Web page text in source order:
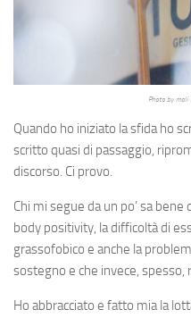
Photo by mali
Quando ho iniziato la sfida ho
scritto quasi di passaggio,
discorso. Ci provo.
Chi mi segue da un po’ sa
body positivity, la difficoltà di
grassofobico e anche la
sostegno e che invece,
Ho abbracciato e fatto mia la